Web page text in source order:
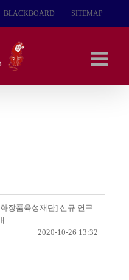
BLACKBOARD SITEMAP
장품육성재단] 신규 연구
2020-10-26 13:32